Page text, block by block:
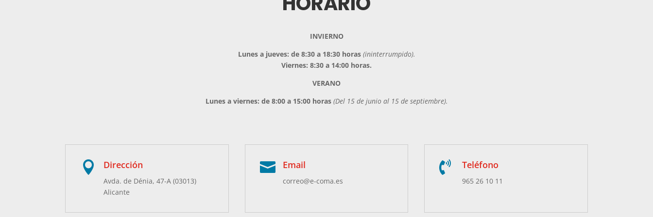
INVIERNO
Lunes a jueves: de 8:30 a 18:30 horas(ininterrumpido).
Viernes: 8:30 a 14:00 horas.
VERANO
Lunes a viernes: de 8:00 a 15:00 horas(Del 15 de junio al 15 de septiembre).
 Dirección
Avda. de Dénia, 47-A (03013)
Alicante
 Email
correo@e-coma.es
 Teléfono
965 26 10 11